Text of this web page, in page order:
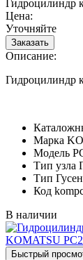
Гидроцилиндр
Цена:
Уточняйте
Описание:
Гидроцилиндр
Марка
Модель
Тип узла
Тип
Код
В наличии